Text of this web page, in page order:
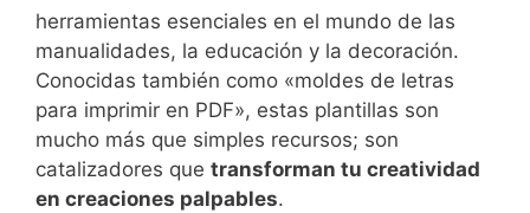
herramientas esenciales en el mundo de las
manualidades, la educación y la decoración.
Conocidas también como «moldes de letras
para imprimir en PDF», estas plantillas son
mucho más que simples recursos; son
catalizadores que transforman tu creatividad
en creaciones palpables.